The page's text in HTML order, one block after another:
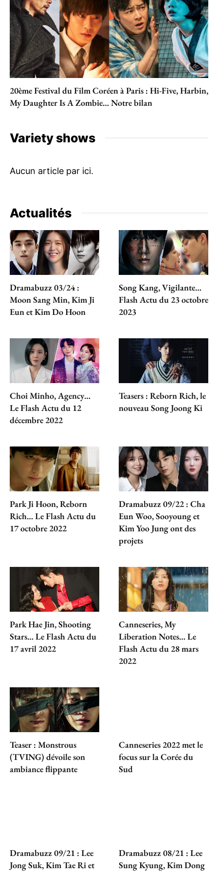
20ème Festival du Film Coréen à Paris : Hi-Five, Harbin,
My Daughter Is A Zombie… Notre bilan
Variety shows
Actualités
Dramabuzz 03/24 :
Moon Sang Min, Kim Ji
Eun et Kim Do Hoon
Song Kang, Vigilante…
Flash Actu du 23 octobre
2023
Choi Minho, Agency…
Le Flash Actu du 12
décembre 2022
Teasers : Reborn Rich, le
nouveau Song Joong Ki
Park Ji Hoon, Reborn
Rich… Le Flash Actu du
17 octobre 2022
Dramabuzz 09/22 : Cha
Eun Woo, Sooyoung et
Kim Yoo Jung ont des
projets
Park Hae Jin, Shooting
Stars… Le Flash Actu du
17 avril 2022
Canneseries, My
Liberation Notes… Le
Flash Actu du 28 mars
2022
Teaser : Monstrous
(TVING) dévoile son
ambiance flippante
Canneseries 2022 met le
focus sur la Corée du
Sud
Dramabuzz 09/21 : Lee
Jong Suk, Kim Tae Ri et
Dramabuzz 08/21 : Lee
Sung Kyung, Kim Dong